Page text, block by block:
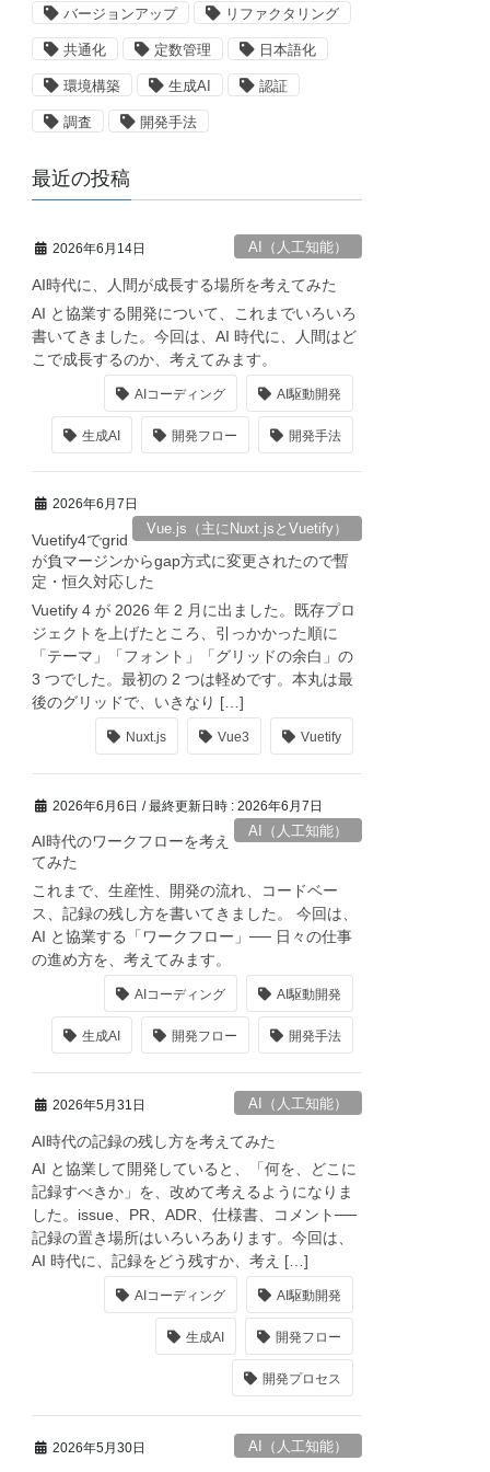
バージョンアップ リファクタリング
共通化 定数管理 日本語化
環境構築 生成AI 認証
調査 開発手法
最近の投稿
2026年6月14日 AI（人工知能）
AI時代に、人間が成長する場所を考えてみた
AI と協業する開発について、これまでいろいろ
書いてきました。今回は、AI 時代に、人間はど
こで成長するのか、考えてみます。
AIコーディング AI駆動開発
生成AI 開発フロー 開発手法
2026年6月7日
Vue.js（主にNuxt.jsとVuetify）
Vuetify4でgrid
が負マージンからgap方式に変更されたので暫
定・恒久対応した
Vuetify 4 が 2026 年 2 月に出ました。既存プロ
ジェクトを上げたところ、引っかかった順に
「テーマ」「フォント」「グリッドの余白」の
3 つでした。最初の 2 つは軽めです。本丸は最
後のグリッドで、いきなり […]
Nuxt.js Vue3 Vuetify
2026年6月6日 / 最終更新日時 :2026年6月7日
AI（人工知能）
AI時代のワークフローを考え
てみた
これまで、生産性、開発の流れ、コードベー
ス、記録の残し方を書いてきました。 今回は、
AI と協業する「ワークフロー」── 日々の仕事
の進め方を、考えてみます。
AIコーディング AI駆動開発
生成AI 開発フロー 開発手法
2026年5月31日 AI（人工知能）
AI時代の記録の残し方を考えてみた
AI と協業して開発していると、「何を、どこに
記録すべきか」を、改めて考えるようになりま
した。issue、PR、ADR、仕様書、コメント──
記録の置き場所はいろいろあります。今回は、
AI 時代に、記録をどう残すか、考え […]
AIコーディング AI駆動開発
生成AI 開発フロー
開発プロセス
2026年5月30日 AI（人工知能）